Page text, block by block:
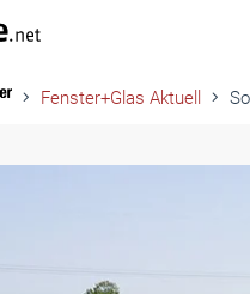
Fenster+Glas Aktuell